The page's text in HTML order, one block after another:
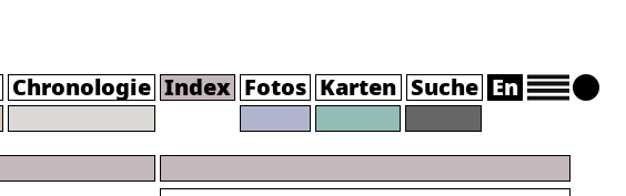
Chronologie Index Fotos Karten Suche En